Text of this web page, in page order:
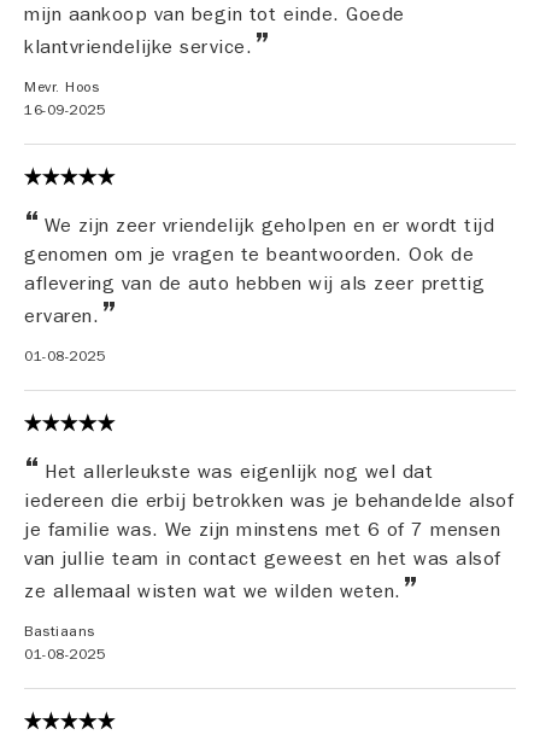
mijn aankoop van begin tot einde. Goede
klantvriendelijke service.
Mevr. Hoos
16-09-2025
We zijn zeer vriendelijk geholpen en er wordt tijd
genomen om je vragen te beantwoorden. Ook de
aflevering van de auto hebben wij als zeer prettig
ervaren.
01-08-2025
Het allerleukste was eigenlijk nog wel dat
iedereen die erbij betrokken was je behandelde alsof
je familie was. We zijn minstens met 6 of 7 mensen
van jullie team in contact geweest en het was alsof
ze allemaal wisten wat we wilden weten.
Bastiaans
01-08-2025